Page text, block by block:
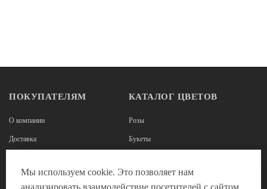
ПОКУПАТЕЛЯМ
О компании
Доставка
Наши реквизиты
КАТАЛОГ ЦВЕТОВ
Розы
Букеты
Цветы в коробках
Мы используем cookie. Это позволяет нам
анализировать взаимодействие посетителей с сайтом